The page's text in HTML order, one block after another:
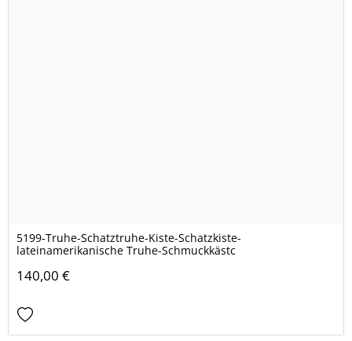
5199-Truhe-Schatztruhe-Kiste-Schatzkiste-
lateinamerikanische Truhe-Schmuckkästc
140,00 €